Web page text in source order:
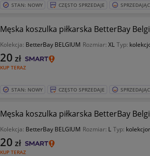
STAN: NOWY CZĘSTO SPRZEDAJE
Męska koszulka piłkarska BetterBay
Kolekcja: BetterBay BELGIUM Rozmiar: XL Typ:
KUP TERAZ
20 zł
STAN: NOWY CZĘSTO SPRZEDAJE
Męska koszulka piłkarska BetterBay
Kolekcja: BetterBay BELGIUM Rozmiar: L Typ:
KUP TERAZ
20 zł